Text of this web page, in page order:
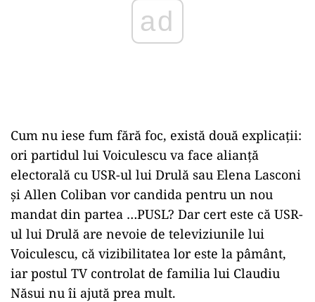
Cum nu iese fum fără foc, există două explicații:
ori partidul lui Voiculescu va face alianță
electorală cu USR-ul lui Drulă sau Elena Lasconi
și Allen Coliban vor candida pentru un nou
mandat din partea …PUSL? Dar cert este că USR-
ul lui Drulă are nevoie de televiziunile lui
Voiculescu, că vizibilitatea lor este la pâmânt,
iar postul TV controlat de familia lui Claudiu
Năsui nu îi ajută prea mult.